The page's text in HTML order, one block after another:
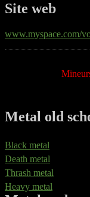
Site web
www.myspace.com/
Metal old
Black metal
Death metal
Thrash metal
Heavy metal